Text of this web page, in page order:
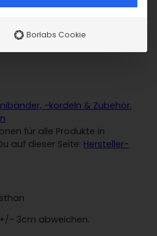
-kordeln & Zubehör
für alle Produkte in
auf dieser Seite: Hersteller-
3cm abweichen.
Borlabs Cookie